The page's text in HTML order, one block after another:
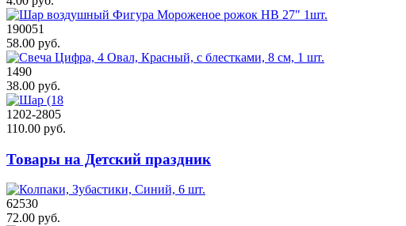
190051
58.00 руб.
1490
38.00 руб.
1202-2805
110.00 руб.
Товары на Детский праздник
62530
72.00 руб.